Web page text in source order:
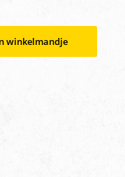
winkelmandje